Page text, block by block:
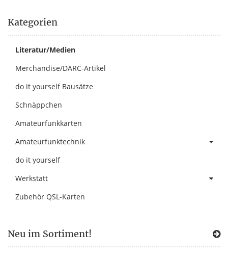
Kategorien
Literatur/Medien
Merchandise/DARC-Artikel
do it yourself Bausätze
Schnäppchen
Amateurfunkkarten
Amateurfunktechnik
do it yourself
Werkstatt
Zubehör QSL-Karten
Neu im Sortiment!